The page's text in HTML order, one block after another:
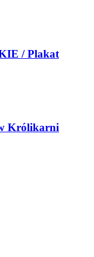
/ Plakat
Królikarni